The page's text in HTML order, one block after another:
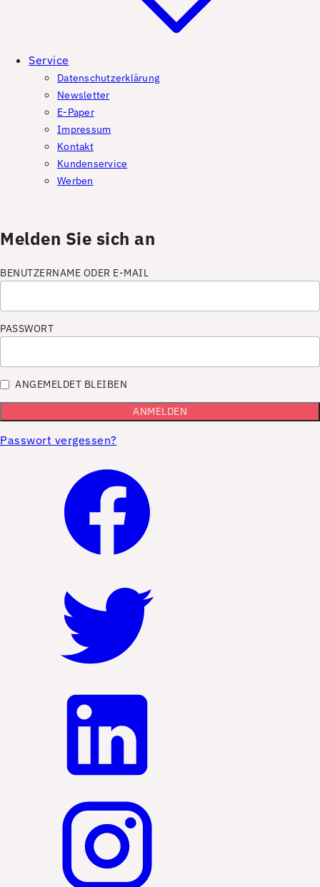
Service
Datenschutzerklärung
Newsletter
E-Paper
Impressum
Kontakt
Kundenservice
Werben
Melden Sie sich an
BENUTZERNAME ODER E-MAIL
PASSWORT
ANGEMELDET BLEIBEN
Passwort vergessen?